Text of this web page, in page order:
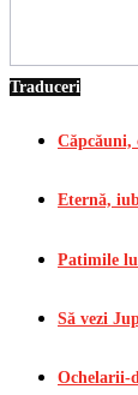
Traduceri
Căpcăuni,
Eternă,
Patimile
Să vezi
Ochelarii-